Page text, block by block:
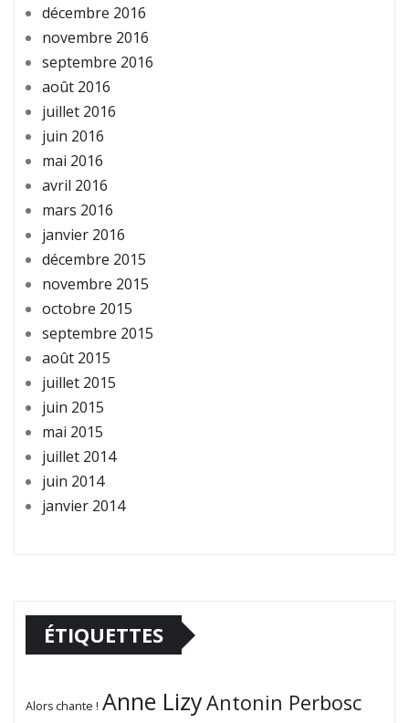
décembre 2016
novembre 2016
septembre 2016
août 2016
juillet 2016
juin 2016
mai 2016
avril 2016
mars 2016
janvier 2016
décembre 2015
novembre 2015
octobre 2015
septembre 2015
août 2015
juillet 2015
juin 2015
mai 2015
juillet 2014
juin 2014
janvier 2014
ÉTIQUETTES
Alors chante ! Anne LizyAntonin Perbosc